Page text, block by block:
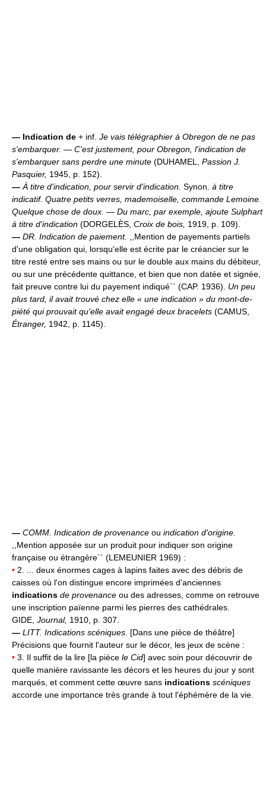
— Indication de + inf. Je vais télégraphier à Obregon de ne pas
s'embarquer. — C'est justement, pour Obregon, l'indication de
s'embarquer sans perdre une minute (DUHAMEL, Passion J.
Pasquier, 1945, p. 152).
— À titre d'indication, pour servir d'indication. Synon. à titre
indicatif. Quatre petits verres, mademoiselle, commande Lemoine.
Quelque chose de doux. — Du marc, par exemple, ajoute Sulphart
à titre d'indication (DORGELÈS, Croix de bois, 1919, p. 109).
— DR. Indication de paiement.
,,Mention de payements partiels
d'une obligation qui, lorsqu'elle est écrite par le créancier sur le
titre resté entre ses mains ou sur le double aux mains du débiteur,
ou sur une précédente quittance, et bien que non datée et signée,
fait preuve contre lui du payement indiqué`` (CAP. 1936). Un peu
plus tard, il avait trouvé chez elle « une indication » du mont-de-
piété qui prouvait qu'elle avait engagé deux bracelets (CAMUS,
Étranger, 1942, p. 1145).
— COMM. Indication de provenance ou indication d'origine.
,,Mention apposée sur un produit pour indiquer son origine
française ou étrangère`` (LEMEUNIER 1969) :
• 2. ... deux énormes cages à lapins faites avec des débris de
caisses où l'on distingue encore imprimées d'anciennes
indications de provenance ou des adresses, comme on retrouve
une inscription païenne parmi les pierres des cathédrales.
GIDE, Journal, 1910, p. 307.
— LITT. Indications scéniques. [Dans une pièce de théâtre]
Précisions que fournit l'auteur sur le décor, les jeux de scène :
• 3. Il suffit de la lire [la pièce le Cid] avec soin pour découvrir de
quelle manière ravissante les décors et les heures du jour y sont
marqués, et comment cette œuvre sans indications scéniques
accorde une importance très grande à tout l'éphémère de la vie.